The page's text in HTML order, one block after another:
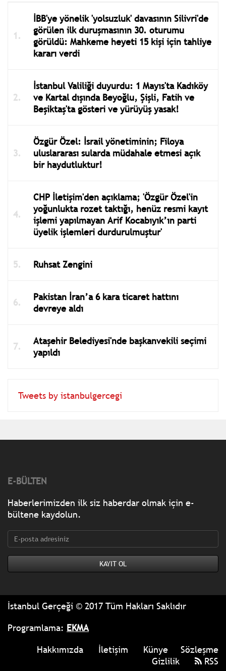
İBB'ye yönelik 'yolsuzluk' davasının Silivri'de
görülen ilk duruşmasının 30. oturumu
görüldü: Mahkeme heyeti 15 kişi için tahliye
kararı verdi
İstanbul Valiliği duyurdu: 1 Mayıs'ta Kadıköy
ve Kartal dışında Beyoğlu, Şişli, Fatih ve
Beşiktaş'ta gösteri ve yürüyüş yasak!
Özgür Özel: İsrail yönetiminin; Filoya
uluslararası sularda müdahale etmesi açık
bir haydutluktur!
CHP İletişim'den açıklama; 'Özgür Özel'in
yoğunlukta rozet taktığı, henüz resmi kayıt
işlemi yapılmayan Arif Kocabıyık’ın parti
üyelik işlemleri durdurulmuştur'
Ruhsat Zengini
Pakistan İran’a 6 kara ticaret hattını
devreye aldı
Ataşehir Belediyesi'nde başkanvekili seçimi
yapıldı
Tweets by istanbulgercegi
E-BÜLTEN
Haberlerimizden ilk siz haberdar olmak için e-
bültene kaydolun.
İstanbul Gerçeği © 2017 Tüm Hakları Saklıdır
Programlama: EKMA
Hakkımızda
İletişim Künye
Sözleşme
Gizlilik
RSS